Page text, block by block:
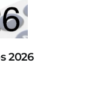
2026